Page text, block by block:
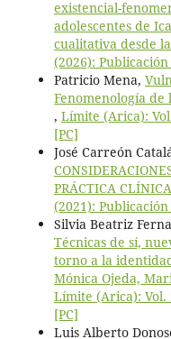
existencial-
adolescentes de
cualitativa desde
(2026):
Patricio Mena,
Fenomenología
, Límite (Arica):
[PC]
José Carreón
PRÁCTICA
(2021):
Silvia Beatriz
Técnicas de sí,
torno a la
Mónica Ojeda,
Límite (Arica): Vol.
[PC]
Luis Alberto